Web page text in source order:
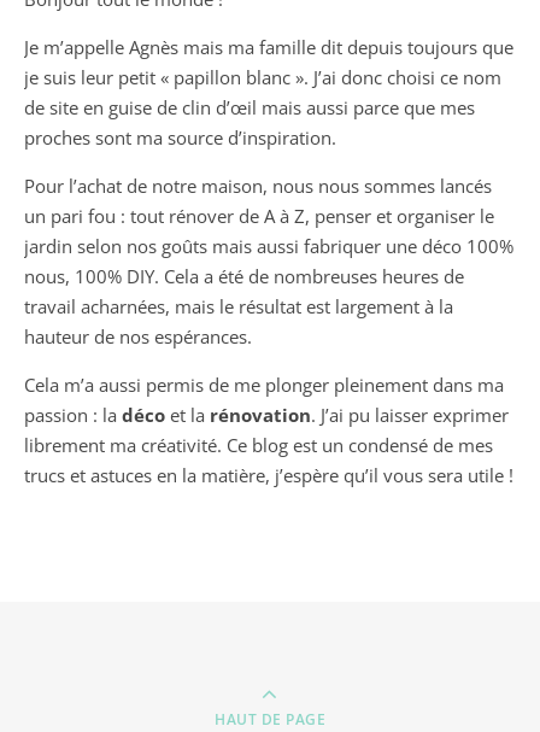
Je m’appelle Agnès mais ma famille dit depuis toujours que
je suis leur petit « papillon blanc ». J’ai donc choisi ce nom
de site en guise de clin d’œil mais aussi parce que mes
proches sont ma source d’inspiration.
Pour l’achat de notre maison, nous nous sommes lancés
un pari fou : tout rénover de A à Z, penser et organiser le
jardin selon nos goûts mais aussi fabriquer une déco 100%
nous, 100% DIY. Cela a été de nombreuses heures de
travail acharnées, mais le résultat est largement à la
hauteur de nos espérances.
Cela m’a aussi permis de me plonger pleinement dans ma
passion : la déco et la rénovation. J’ai pu laisser exprimer
librement ma créativité. Ce blog est un condensé de mes
trucs et astuces en la matière, j’espère qu’il vous sera utile !
HAUT DE PAGE